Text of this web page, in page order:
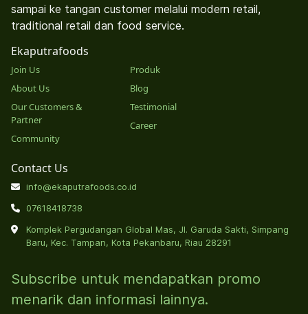
sampai ke tangan customer melalui modern retail,
traditional retail dan food service.
Ekaputrafoods
Join Us
About Us
Our Customers &
Partner
Community
Produk
Blog
Testimonial
Career
Contact Us
info@ekaputrafoods.co.id
07618418738
Komplek Pergudangan Global Mas, Jl. Garuda Sakti, Simpang
Baru, Kec. Tampan, Kota Pekanbaru, Riau 28291
Subscribe untuk mendapatkan promo
menarik dan informasi lainnya.